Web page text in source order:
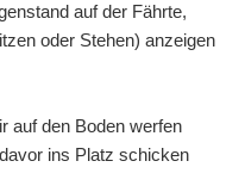
auf der Fährte,
oder Stehen) anzeigen
auf den Boden werfen
ins Platz schicken